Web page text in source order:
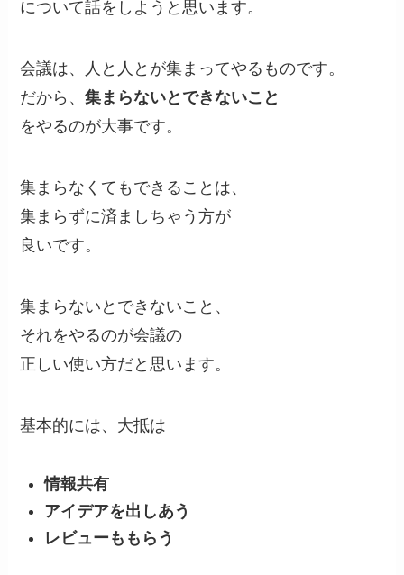
について話をしようと思います。
会議は、人と人とが集まってやるものです。
だから、集まらないとできないこと
をやるのが大事です。
集まらなくてもできることは、
集まらずに済ましちゃう方が
良いです。
集まらないとできないこと、
それをやるのが会議の
正しい使い方だと思います。
基本的には、大抵は
情報共有
アイデアを出しあう
レビューももらう